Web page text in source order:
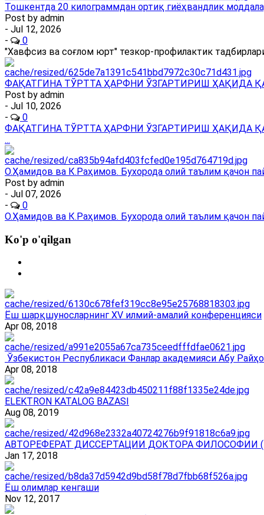
Тошкентда 20 килограммдан ортиқ гиёҳвандлик
Post by admin
- Jul 12, 2026
-
0
"Хавфсиз ва соғлом юрт" тезкор-профилактик
ФАҚАТГИНА ТЎРТТА ҲАРФНИ ЎЗГАРТИРИШ ҲАҚИДА
Post by admin
- Jul 10, 2026
-
0
ФАҚАТГИНА ТЎРТТА ҲАРФНИ ЎЗГАРТИРИШ ҲАҚИДА
...
О.Ҳамидов ва К.Раҳимов. Бухорода олий таълим қачон
Post by admin
- Jul 07, 2026
-
0
О.Ҳамидов ва К.Раҳимов. Бухорода олий таълим қачон
Ko'p o'qilgan
Ёш шарқшуносларнинг ХV илмий-амалий конференцияси
Apr 08, 2018
Ўзбекистон Республикаси Фанлар академияси Абу
Apr 08, 2018
ELEKTRON KATALOG BAZASI
Aug 08, 2019
АВТОРЕФЕРАТ ДИССЕРТАЦИИ ДОКТОРА ФИЛОСОФИИ
Jan 17, 2018
Ёш олимлар кенгаши
Nov 12, 2017